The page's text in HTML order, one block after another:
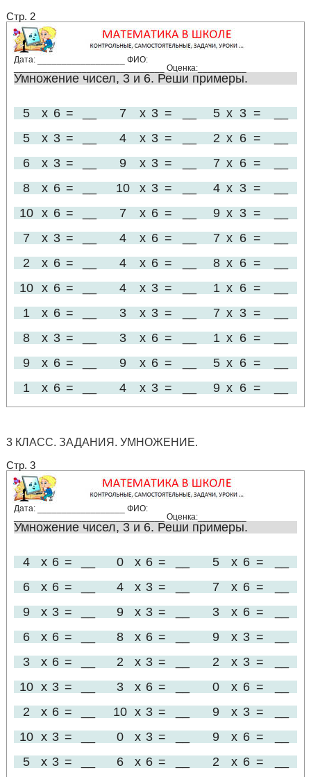
Стр. 2
Дата: __________________ ФИО:
_______________________________ Оценка:__________
Умножение чисел, 3 и 6. Реши примеры.
5 x 6 = 7 x 3 = 5 x 3 =
5
x 3 = 4 x 3 = 2 x 6 =
6
x 3 = 9 x 3 = 7 x 6 =
8
x 6 = 10 x 3 = 4 x 3 =
10
x 6 = 7 x 6 = 9 x 3 =
7
x 3 = 4 x 6 = 7 x 6 =
2
x 6 = 4 x 6 = 8 x 6 =
10
x 6 = 4 x 3 = 1 x 6 =
1
x 6 = 3 x 3 = 7 x 3 =
8
x 3 = 3 x 6 = 1 x 6 =
9
x 6 = 9 x 6 = 5 x 6 =
1
x 6 = 4 x 3 = 9 x 6 =
3 КЛАСС. ЗАДАНИЯ. УМНОЖЕНИЕ.
Стр. 3
Дата: __________________ ФИО:
_______________________________ Оценка:__________
Умножение чисел, 3 и 6. Реши примеры.
4 x 6 = 0 x 6 = 5 x 6 =
6
x 6 = 4 x 3 = 7 x 6 =
9
x 3 = 9 x 3 = 3 x 6 =
6
x 6 = 8 x 6 = 9 x 3 =
3
x 6 = 2 x 3 = 2 x 3 =
10 x 3 = 3 x 6 = 0 x 6 =
2
x 6 = 10 x 3 = 9 x 3 =
10 x 3 = 0 x 3 = 9 x 6 =
5
x 3 = 6 x 6 = 2 x 6 =